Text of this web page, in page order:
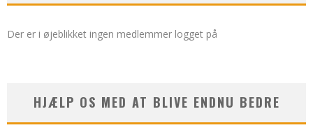
Der er i øjeblikket ingen medlemmer logget på
HJÆLP OS MED AT BLIVE ENDNU BEDRE